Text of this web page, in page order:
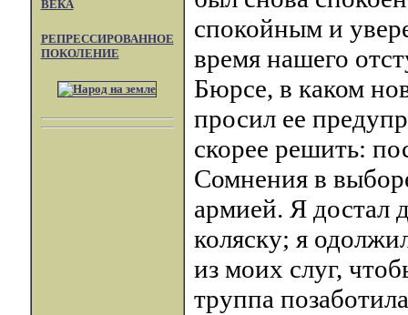
ВЕКА
РЕПРЕССИРОВАННОЕ
ПОКОЛЕНИЕ
спокойным и
время нашего
Бюрсе, в каком
просил ее
скорее решить:
Сомнения в
армией. Я достал
коляску; я
из моих слуг,
труппа